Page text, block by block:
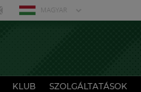
MAGYAR
KLUB SZOLGÁLTATÁSOK